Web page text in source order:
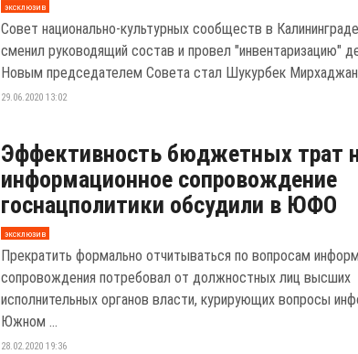
эксклюзив
Совет национально-культурных сообществ в
сменил руководящий состав и провел "инвентаризацию"
Новым председателем Совета стал Шукурбек
29.06.2020 13:02
Эффективность бюджетных трат
информационное сопровождение
госнацполитики обсудили в ЮФО
эксклюзив
Прекратить формально отчитываться по вопросам
сопровождения потребовал от должностных лиц высших
исполнительных органов власти, курирующих вопросы
Южном ...
28.02.2020 19:36